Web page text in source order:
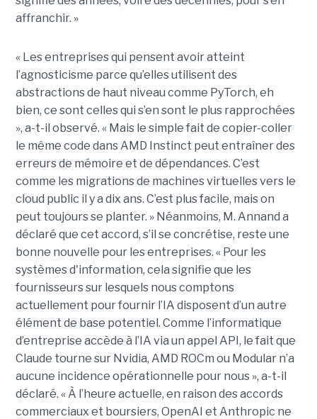
affranchir. »
« Les entreprises qui pensent avoir atteint
l’agnosticisme parce qu’elles utilisent des
abstractions de haut niveau comme PyTorch, eh
bien, ce sont celles qui s’en sont le plus rapprochées
», a-t-il observé. « Mais le simple fait de copier-coller
le même code dans AMD Instinct peut entraîner des
erreurs de mémoire et de dépendances. C’est
comme les migrations de machines virtuelles vers le
cloud public il y a dix ans. C’est plus facile, mais on
peut toujours se planter. » Néanmoins, M. Annand a
déclaré que cet accord, s’il se concrétise, reste une
bonne nouvelle pour les entreprises. « Pour les
systèmes d'information, cela signifie que les
fournisseurs sur lesquels nous comptons
actuellement pour fournir l’IA disposent d’un autre
élément de base potentiel. Comme l’informatique
d’entreprise accède à l’IA via un appel API, le fait que
Claude tourne sur Nvidia, AMD ROCm ou Modular n’a
aucune incidence opérationnelle pour nous », a-t-il
déclaré. « À l’heure actuelle, en raison des accords
commerciaux et boursiers, OpenAI et Anthropic ne